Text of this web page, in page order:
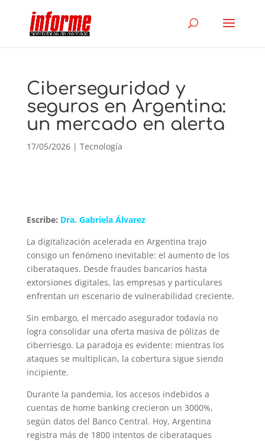
Ciberseguridad y
seguros en Argentina:
un mercado en alerta
17/05/2026| Tecnología
Escribe: Dra. Gabriela Álvarez
La digitalización acelerada en Argentina trajo
consigo un fenómeno inevitable: el aumento de los
ciberataques. Desde fraudes bancarios hasta
extorsiones digitales, las empresas y particulares
enfrentan un escenario de vulnerabilidad creciente.
Sin embargo, el mercado asegurador todavía no
logra consolidar una oferta masiva de pólizas de
ciberriesgo. La paradoja es evidente: mientras los
ataques se multiplican, la cobertura sigue siendo
incipiente.
Durante la pandemia, los accesos indebidos a
cuentas de home banking crecieron un 3000%,
según datos del Banco Central. Hoy, Argentina
registra más de 1800 intentos de ciberataques